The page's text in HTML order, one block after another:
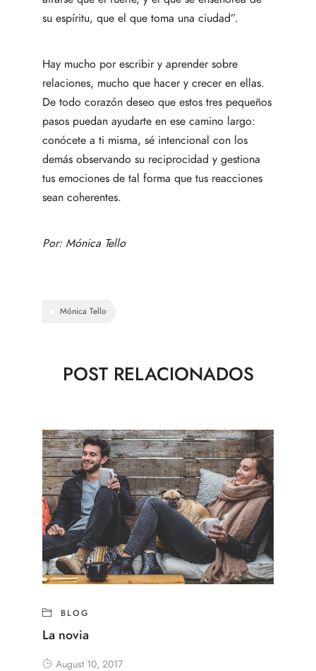
su espíritu, que el que toma una ciudad”.
Hay mucho por escribir y aprender sobre
relaciones, mucho que hacer y crecer en ellas.
De todo corazón deseo que estos tres pequeños
pasos puedan ayudarte en ese camino largo:
conócete a ti misma, sé intencional con los
demás observando su reciprocidad y gestiona
tus emociones de tal forma que tus reacciones
sean coherentes.
Por: Mónica Tello
Mónica Tello
POST RELACIONADOS
BLOG
La novia
August 10, 2017